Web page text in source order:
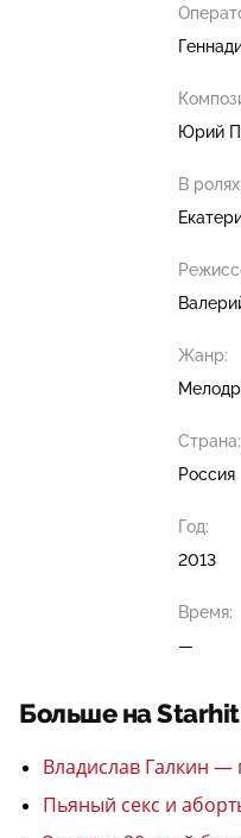
Юрий
В ролях:
Жанр:
Страна:
Россия
Год:
2013
Время:
—
Больше на
Владислав Галкин
Пьяный секс и